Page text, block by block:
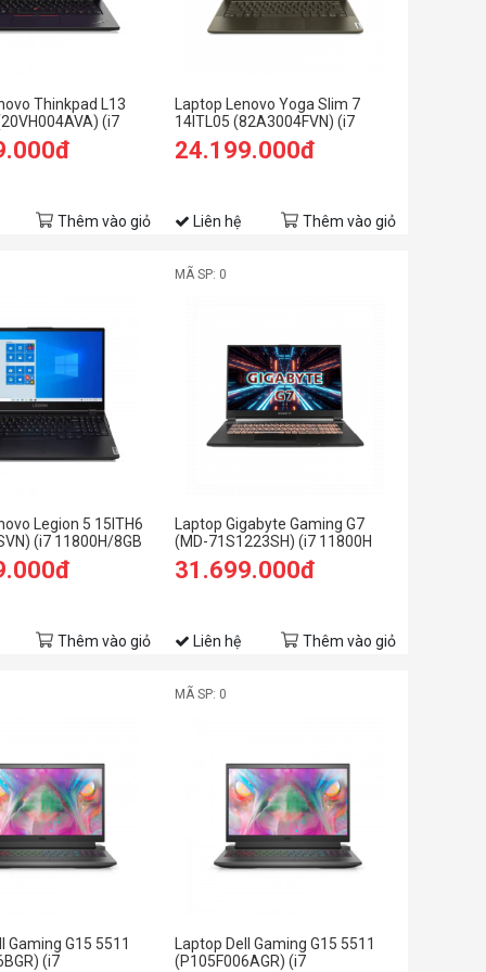
Thinkpad L13
(i7
RAM/512GB
Dos/Đen)
Thêm vào giỏ
Laptop Lenovo Yoga Slim 7
14ITL05 (82A3004FVN) (i7
1165G7/8GB RAM/512GB
SSD/14 FHD/Win/Xanh rêu)
24.199.000đ
Liên hệ Thêm vào giỏ
Legion 5 15ITH6
(i7 11800H/8GB
SSD/15.6 FHD
3050Ti
Thêm vào giỏ
MÃ SP: 0
Laptop Gigabyte Gaming G7
(MD-71S1223SH) (i7 11800H
/16GB Ram/512GB
SSD/RTX3050Ti 4G/17.3 inch
31.699.000đ
Liên hệ Thêm vào giỏ
Gaming G15 5511
(i7
MÃ SP: 0
Laptop Dell Gaming G15 5511
(P105F006AGR) (i7